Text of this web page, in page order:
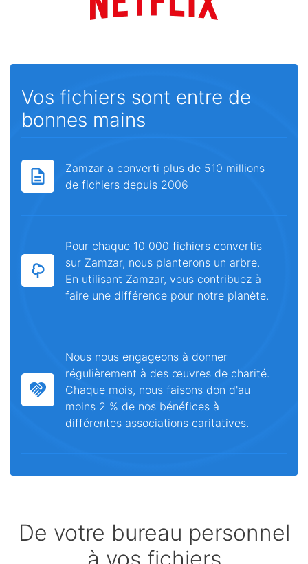
Vos fichiers sont entre de
bonnes mains
Zamzar a converti plus de 510 millions
de fichiers depuis 2006
Pour chaque 10 000 fichiers convertis
sur Zamzar, nous planterons un arbre.
En utilisant Zamzar, vous contribuez à
faire une différence pour notre planète.
Nous nous engageons à donner
régulièrement à des œuvres de charité.
Chaque mois, nous faisons don d'au
moins 2 % de nos bénéfices à
différentes associations caritatives.
De votre bureau personnel